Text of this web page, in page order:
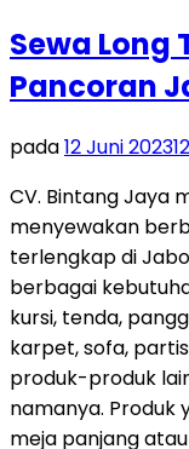
Sewa Long
Pancoran
pada12 Juni 2023
CV. Bintang Jaya
menyewakan
terlengkap di
berbagai
kursi, tenda,
karpet, sofa,
produk-produk
namanya. Produk
meja panjang